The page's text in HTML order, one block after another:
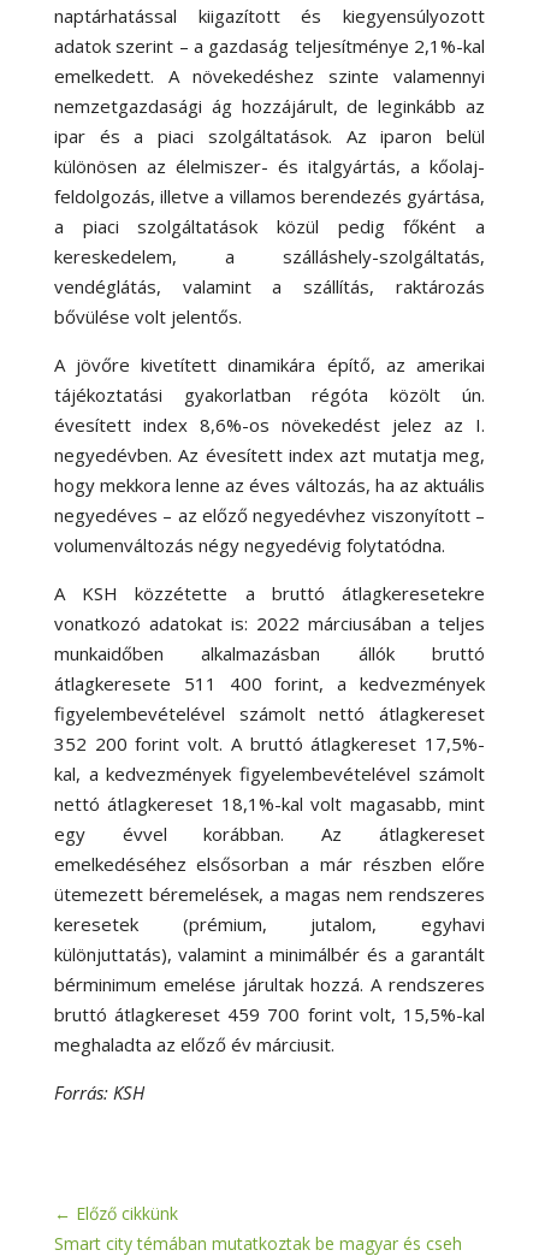
naptárhatással kiigazított és kiegyensúlyozott
adatok szerint – a gazdaság teljesítménye 2,1%-kal
emelkedett. A növekedéshez szinte valamennyi
nemzetgazdasági ág hozzájárult, de leginkább az
ipar és a piaci szolgáltatások. Az iparon belül
különösen az élelmiszer- és italgyártás, a kőolaj-
feldolgozás, illetve a villamos berendezés gyártása,
a piaci szolgáltatások közül pedig főként a
kereskedelem, a szálláshely-szolgáltatás,
vendéglátás, valamint a szállítás, raktározás
bővülése volt jelentős.
A jövőre kivetített dinamikára építő, az amerikai
tájékoztatási gyakorlatban régóta közölt ún.
évesített index 8,6%-os növekedést jelez az I.
negyedévben. Az évesített index azt mutatja meg,
hogy mekkora lenne az éves változás, ha az aktuális
negyedéves – az előző negyedévhez viszonyított –
volumenváltozás négy negyedévig folytatódna.
A KSH közzétette a bruttó átlagkeresetekre
vonatkozó adatokat is: 2022 márciusában a teljes
munkaidőben alkalmazásban állók bruttó
átlagkeresete 511 400 forint, a kedvezmények
figyelembevételével számolt nettó átlagkereset
352 200 forint volt. A bruttó átlagkereset 17,5%-
kal, a kedvezmények figyelembevételével számolt
nettó átlagkereset 18,1%-kal volt magasabb, mint
egy évvel korábban. Az átlagkereset
emelkedéséhez elsősorban a már részben előre
ütemezett béremelések, a magas nem rendszeres
keresetek (prémium, jutalom, egyhavi
különjuttatás), valamint a minimálbér és a garantált
bérminimum emelése járultak hozzá. A rendszeres
bruttó átlagkereset 459 700 forint volt, 15,5%-kal
meghaladta az előző év márciusit.
Forrás: KSH
← Előző cikkünk
Smart city témában mutatkoztak be magyar és cseh